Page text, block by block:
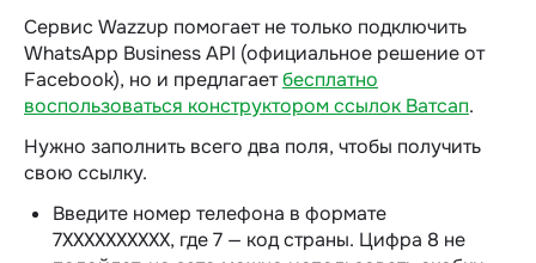
Сервис Wazzup помогает не только подключить
WhatsApp Business API (официальное решение от
Facebook), но и предлагаетбесплатно
воспользоваться конструктором ссылок Ватсап.
Нужно заполнить всего два поля, чтобы получить
свою ссылку.
Введите номер телефона в формате
7ХХХХХХХХХХ, где 7 — код страны. Цифра 8 не